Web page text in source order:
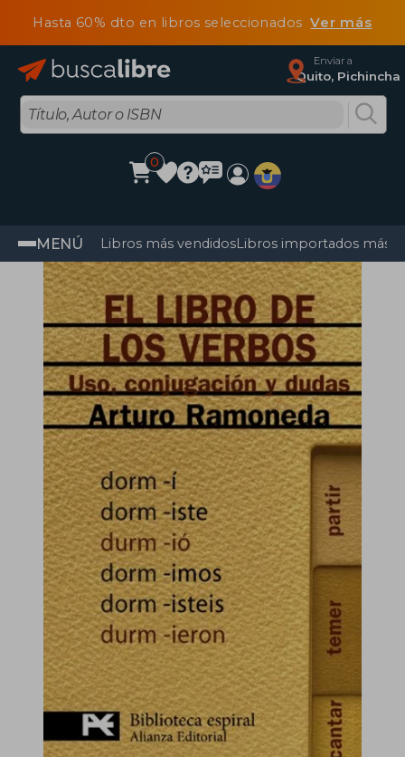
Hasta 60% dto en libros seleccionadosVer más
Enviar a
Quito, Pichincha
0
MENÚ Libros más vendidosLibros importados más